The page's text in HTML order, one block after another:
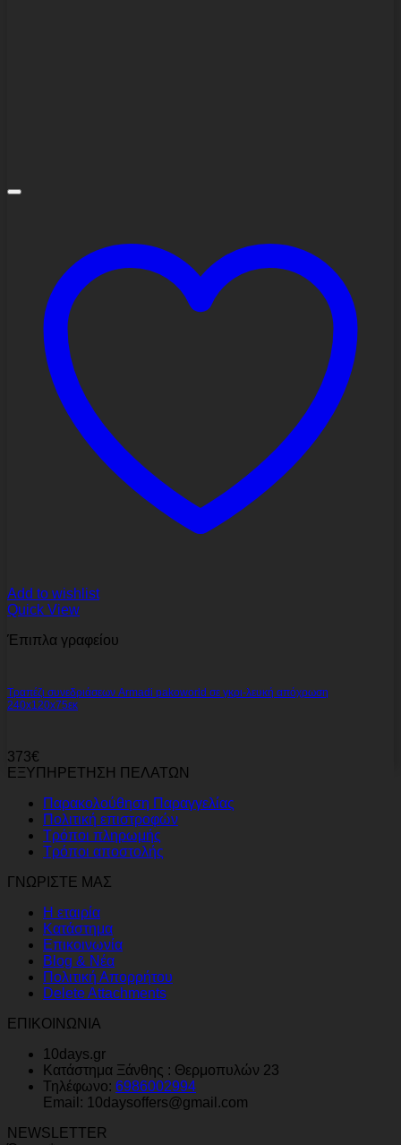
Add to wishlist
Quick View
Έπιπλα γραφείου
Τραπέζι συνεδριάσεων Armadi pakoworld σε γκρι-λευκή απόχρωση
240x120x75εκ
373€
ΕΞΥΠΗΡΕΤΗΣΗ ΠΕΛΑΤΩΝ
Παρακολούθηση Παραγγελίας
Πολιτική επιστροφών
Τρόποι πληρωμής
Τρόποι αποστολής
ΓΝΩΡΙΣΤΕ ΜΑΣ
Η εταιρία
Κατάστημα
Επικοινωνία
Blog & Νέα
Πολιτική Απορρήτου
Delete Attachments
ΕΠΙΚΟΙΝΩΝΙΑ
10days.gr
Κατάστημα Ξάνθης : Θερμοπυλών 23
Τηλέφωνο: 6986002994
Email: 10daysoffers@gmail.com
NEWSLETTER